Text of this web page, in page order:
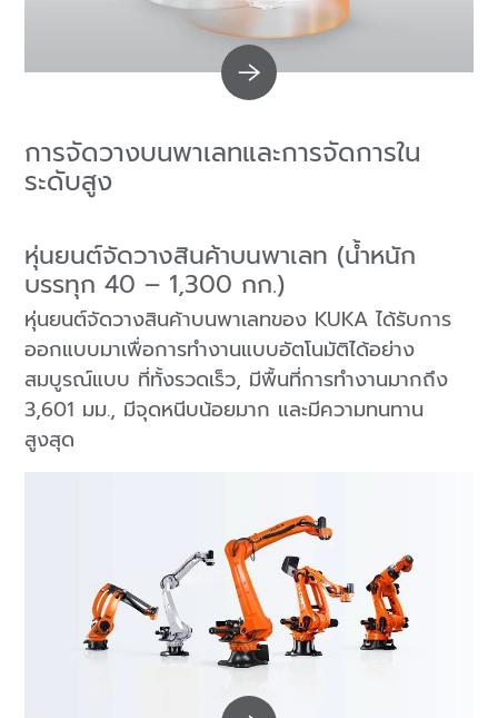
การจัดวางบนพาเลทและการจัดการใน
ระดับสูง
หุ่นยนต์จัดวางสินค้าบนพาเลท (น้ำหนัก
บรรทุก 40 – 1,300 กก.)
หุ่นยนต์จัดวางสินค้าบนพาเลทของ KUKA ได้รับการ
ออกแบบมาเพื่อการทำงานแบบอัตโนมัติได้อย่าง
สมบูรณ์แบบ ที่ทั้งรวดเร็ว, มีพื้นที่การทำงานมากถึง
3,601 มม., มีจุดหนีบน้อยมาก และมีความทนทาน
สูงสุด